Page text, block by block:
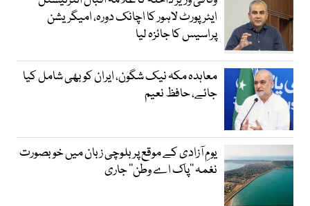
ایئرپورٹ لاہور کا اچانک دورہ، امیگریشن
پراسیس کا جائزہ لیا
معاہدہ مکہ نیک شگون، ایران کو بھی شامل کیا
جائے، حافظ نعیم
یومِ آزادی کے موقع پر بلوچی زبان میں خوبصورت
نغمہ ’’پاک اے وطن‘‘ جاری